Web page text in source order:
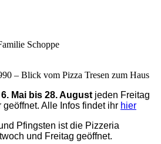
Schoppe
– Blick vom Pizza Tresen zum Haus
6. Mai bis 28. Augustjeden Freitag
Alle Infos findet ihr hier
Pfingsten ist die Pizzeria
und Freitag geöffnet.